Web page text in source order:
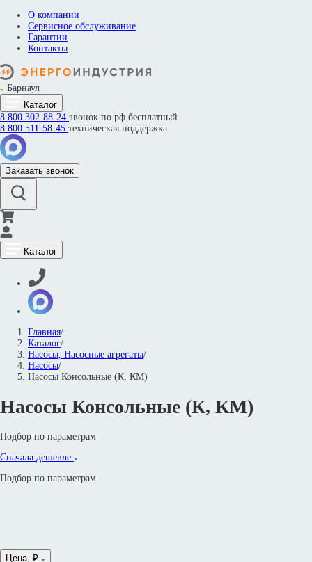
О компании
Сервисное обслуживание
Гарантии
Контакты
Барнаул
Каталог
8 800 302-88-24 звонок по рф бесплатный
8 800 511-58-45 техническая поддержка
Заказать звонок
Каталог
Главная/
Каталог/
Насосы, Насосные агрегаты/
Насосы/
Насосы Консольные (К, КМ)
Насосы Консольные (К, КМ)
Подбор по параметрам
Сначала дешевле
Подбор по параметрам
Цена, ₽